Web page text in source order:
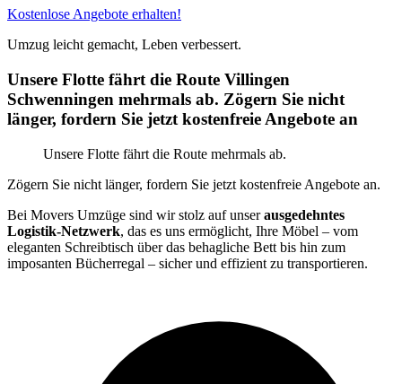
Kostenlose Angebote erhalten!
Umzug leicht gemacht, Leben verbessert.
Unsere Flotte fährt die Route Villingen
Schwenningen⁠ mehrmals ab. Zögern Sie nicht
länger, fordern Sie jetzt kostenfreie Angebote an
Unsere Flotte fährt die Route mehrmals ab.
Zögern Sie nicht länger, fordern Sie jetzt kostenfreie Angebote an.
Bei Movers Umzüge sind wir stolz auf unserausgedehntes
Logistik-Netzwerk, das es uns ermöglicht, Ihre Möbel – vom
eleganten Schreibtisch über das behagliche Bett bis hin zum
imposanten Bücherregal – sicher und effizient zu transportieren.